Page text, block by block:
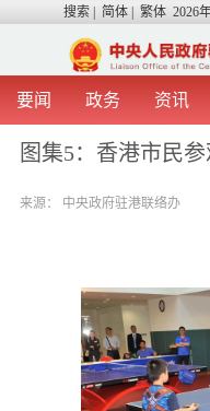
搜索 简体 繁体 2026
要闻 政务 资讯
首 页 图
涉台事务 香港在线
图集5：香港市民
来源： 中央政府驻港联络办